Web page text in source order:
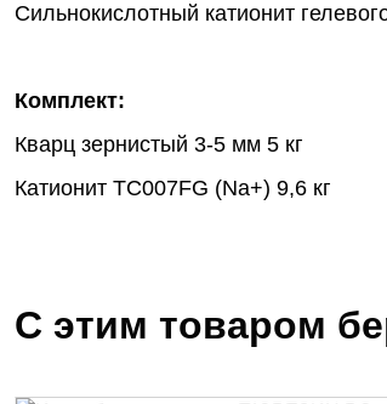
Сильнокислотный катионит
Комплект:
Кварц зернистый 3-5 мм 5 кг
Катионит TC007FG (Na+) 9,6 кг
С этим товаром